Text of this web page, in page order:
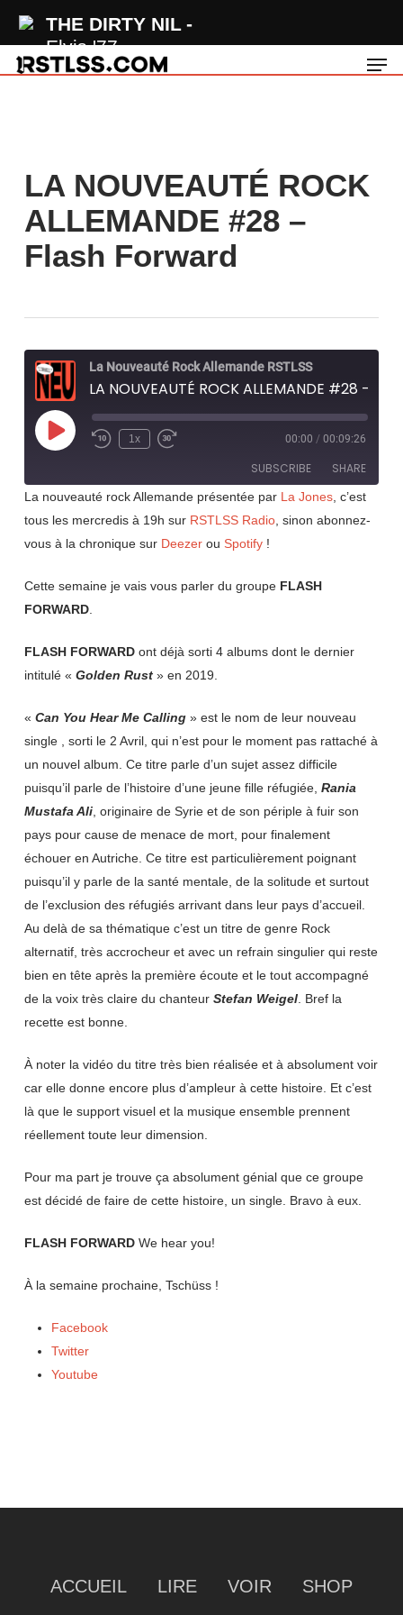
THE DIRTY NIL
Elvis '77
main
LA NOUVEAUTÉ ROCK
ALLEMANDE #28 –
Flash Forward
La Nouveauté Rock Allemande RSTLSS
Play
Episode Rewind
1x
Fast
seconds
00:00 / 00:09:26
SUBSCRIBE SHARE
RSS FEED
SHARE
EMBED
La nouveauté rock Allemande présentée par La Jones, c’est
tous les mercredis à 19h surRSTLSS Radio, sinon abonnez-
vous à la chronique sur Deezerou Spotify!
Cette semaine je vais vous parler du groupe FLASH
FORWARD.
FLASH FORWARDont déjà sorti 4 albums dont le dernier
intitulé « Golden Rust» en 2019.
« Can You Hear Me Calling» est le nom de leur nouveau
single , sorti le 2 Avril, qui n’est pour le moment pas rattaché à
un nouvel album. Ce titre parle d’un sujet assez difficile
puisqu’il parle de l’histoire d’une jeune fille réfugiée, Rania
Mustafa Ali, originaire de Syrie et de son périple à fuir son
pays pour cause de menace de mort, pour finalement
échouer en Autriche. Ce titre est particulièrement poignant
puisqu’il y parle de la santé mentale, de la solitude et surtout
de l’exclusion des réfugiés arrivant dans leur pays d’accueil.
Au delà de sa thématique c’est un titre de genre Rock
alternatif, très accrocheur et avec un refrain singulier qui reste
bien en tête après la première écoute et le tout accompagné
de la voix très claire du chanteur Stefan Weigel. Bref la
recette est bonne.
À noter la vidéo du titre très bien réalisée et à absolument voir
car elle donne encore plus d’ampleur à cette histoire. Et c’est
là que le support visuel et la musique ensemble prennent
réellement toute leur dimension.
Pour ma part je trouve ça absolument génial que ce groupe
est décidé de faire de cette histoire, un single. Bravo à eux.
FLASH FORWARDWe hear you!
À la semaine prochaine, Tschüss !
Facebook
Twitter
Youtube
ACCUEIL LIRE VOIR SHOP